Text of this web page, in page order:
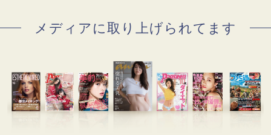
メディアに取り上げられてます